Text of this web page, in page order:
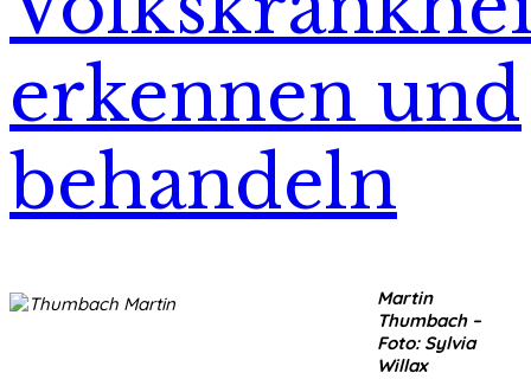
erkennen und
behandeln
Martin
Thumbach –
Foto: Sylvia
Willax